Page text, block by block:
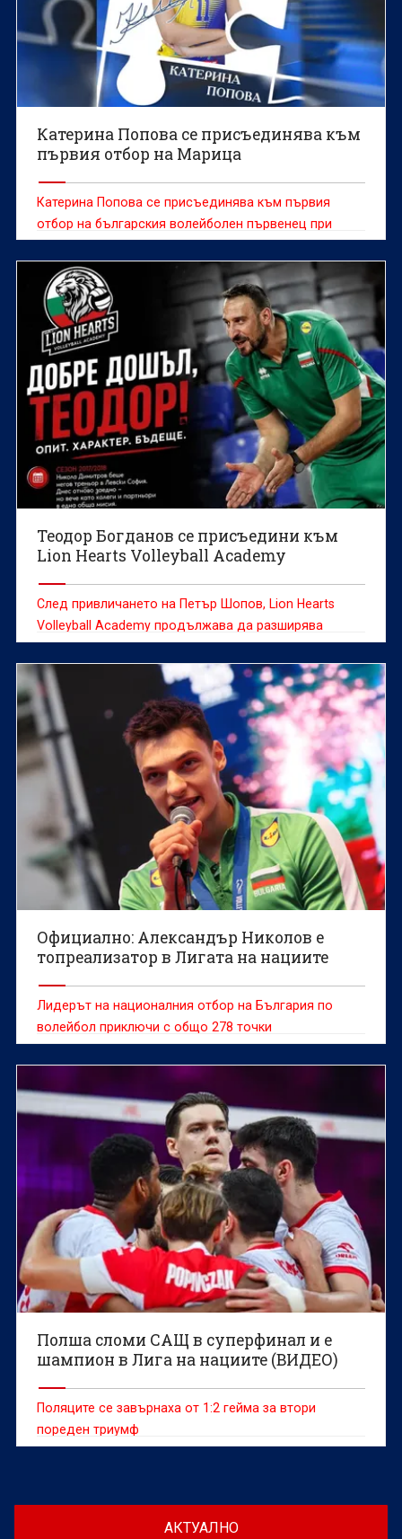
Катерина Попова се присъединява към
първия отбор на Марица
Катерина Попова се присъединява към първия
отбор на българския волейболен първенец при
жените Марица (Пловдив), съобщиха от клуба.
Теодор Богданов се присъедини към
Lion Hearts Volleyball Academy
След привличането на Петър Шопов, Lion Hearts
Volleyball Academy продължава да разширява
треньорския си екип с още един доказан
специалист.
Официално: Александър Николов е
топреализатор в Лигата на нациите
Лидерът на националния отбор на България по
волейбол приключи с общо 278 точки
Полша сломи САЩ в суперфинал и е
шампион в Лига на нациите (ВИДЕО)
Поляците се завърнаха от 1:2 гейма за втори
пореден триумф
АКТУАЛНО